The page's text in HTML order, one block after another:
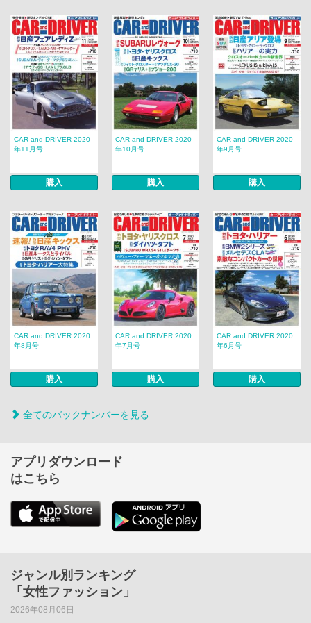
CAR and DRIVER 2020
年11月号
購入
CAR and DRIVER 2020
年10月号
購入
CAR and DRIVER 2020
年9月号
購入
CAR and DRIVER 2020
年8月号
購入
CAR and DRIVER 2020
年7月号
購入
CAR and DRIVER 2020
年6月号
購入
全てのバックナンバーを見る
アプリダウンロード
はこちら
ジャンル別ランキング
「女性ファッション」
2026年08月06日